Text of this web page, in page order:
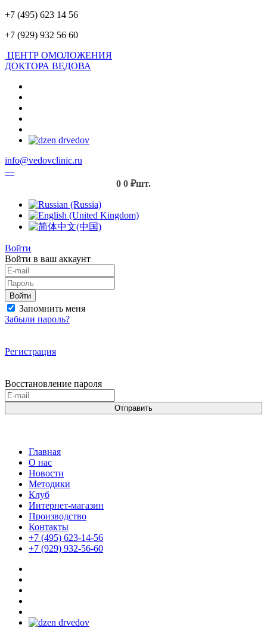
+7 (495) 623 14 56
+7 (929) 932 56 60
ЦЕНТР ОМОЛОЖЕНИЯ
ДОКТОРА ВЕДОВА
info@vedovclinic.ru
—
0 0 ₽шт.
Войти
Войти в ваш аккаунт
Войти
Запомнить меня
Забыли пароль?
Регистрация
Восстановление пароля
Отправить
Главная
О нас
Новости
Методики
Клуб
Интернет-магазин
Производство
Контакты
+7 (495) 623-14-56
+7 (929) 932-56-60